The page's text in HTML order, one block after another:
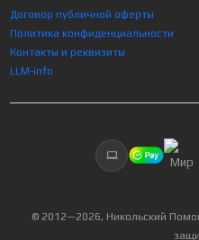
Договор публичной оферты
Политика конфиденциальности
Контакты и реквизиты
LLM-info
© 2012—2026, Никольский